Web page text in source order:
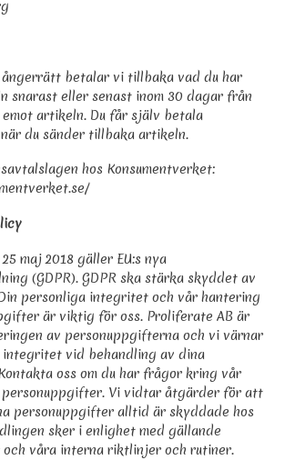
betalar vi tillbaka vad du har
snarast eller senast inom 30 dagar från
artikeln. Du får själv betala
du sänder tillbaka artikeln.
hos Konsumentverket:
maj 2018 gäller EU:s nya
(GDPR). GDPR ska stärka skyddet av
personliga integritet och vår hantering
är viktig för oss. Proliferate AB är
av personuppgifterna och vi värnar
integritet vid behandling av dina
oss om du har frågor kring vår
Vi vidtar åtgärder för att
personuppgifter alltid är skyddade hos
sker i enlighet med gällande
våra interna riktlinjer och rutiner.